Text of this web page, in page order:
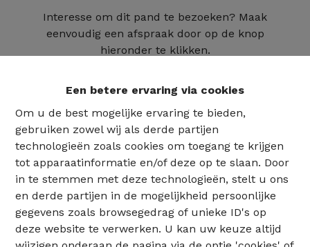
Een betere ervaring via cookies
Om u de best mogelijke ervaring te bieden,
gebruiken zowel wij als derde partijen
technologieën zoals cookies om toegang te krijgen
tot apparaatinformatie en/of deze op te slaan. Door
in te stemmen met deze technologieën, stelt u ons
en derde partijen in de mogelijkheid persoonlijke
gegevens zoals browsegedrag of unieke ID's op
deze website te verwerken. U kan uw keuze altijd
Interesse om dit pand te bezoeken? Maak
eenvoudig een afspraak door op de knop
hieronder te klikken.
02 735 18 38